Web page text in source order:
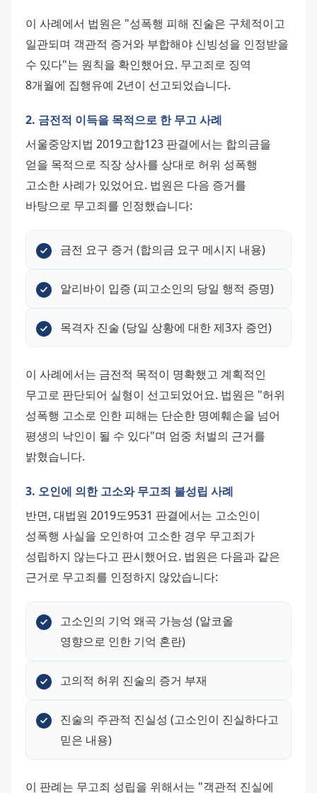
이 사례에서 법원은 "성폭행 피해 진술은 구체적이고
일관되며 객관적 증거와 부합해야 신빙성을 인정받을
수 있다"는 원칙을 확인했어요. 무고죄로 징역
8개월에 집행유예 2년이 선고되었습니다.
2. 금전적 이득을 목적으로 한 무고 사례
서울중앙지법 2019고합123 판결에서는 합의금을
얻을 목적으로 직장 상사를 상대로 허위 성폭행
고소한 사례가 있었어요. 법원은 다음 증거를
바탕으로 무고죄를 인정했습니다:
금전 요구 증거 (합의금 요구 메시지 내용)
알리바이 입증 (피고소인의 당일 행적 증명)
목격자 진술 (당일 상황에 대한 제3자 증언)
이 사례에서는 금전적 목적이 명확했고 계획적인
무고로 판단되어 실형이 선고되었어요. 법원은 "허위
성폭행 고소로 인한 피해는 단순한 명예훼손을 넘어
평생의 낙인이 될 수 있다"며 엄중 처벌의 근거를
밝혔습니다.
3. 오인에 의한 고소와 무고죄 불성립 사례
반면, 대법원 2019도9531 판결에서는 고소인이
성폭행 사실을 오인하여 고소한 경우 무고죄가
성립하지 않는다고 판시했어요. 법원은 다음과 같은
근거로 무고죄를 인정하지 않았습니다:
고소인의 기억 왜곡 가능성 (알코올
영향으로 인한 기억 혼란)
고의적 허위 진술의 증거 부재
진술의 주관적 진실성 (고소인이 진실하다고
믿은 내용)
이 판례는 무고죄 성립을 위해서는 "객관적 진실에